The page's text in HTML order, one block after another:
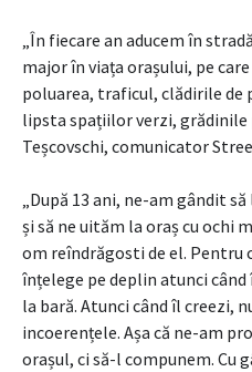
„În fiecare an aducem în
major în viața orașului, pe
poluarea, traficul, clădirile
lipsta spațiilor verzi, grădinile
Teșcovschi, comunicator
„După 13 ani, ne-am gândit
și să ne uităm la oraș cu ochi
om reîndrăgosti de el. Pentru
înțelege pe deplin atunci
la bară. Atunci când îl creezi,
incoerențele. Așa că ne-am
orașul, ci să-l compunem. Cu